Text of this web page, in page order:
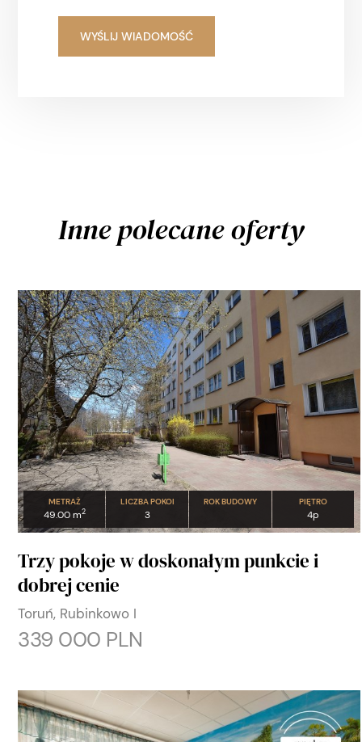
Inne polecane oferty
METRAŻ
49.00 m2
LICZBA POKOI
3
ROK BUDOWY PIĘTRO
4p
Trzy pokoje w doskonałym punkcie i
dobrej cenie
Toruń, Rubinkowo I
339 000 PLN